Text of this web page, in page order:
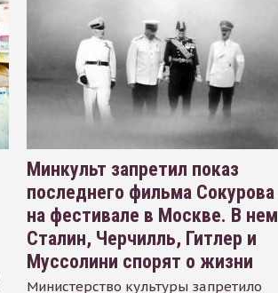
Минкульт запретил показ
последнего фильма Сокурова
на фестивале в Москве. В нем
Сталин, Черчилль, Гитлер и
Муссолини спорят о жизни
Министерство культуры запретило